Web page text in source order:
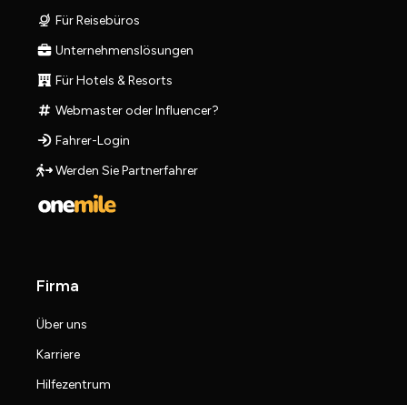
Für Reisebüros
Unternehmenslösungen
Für Hotels & Resorts
Webmaster oder Influencer?
Fahrer-Login
Werden Sie Partnerfahrer
Firma
Über uns
Karriere
Hilfezentrum